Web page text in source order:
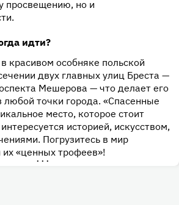
просвещению, но и
идти?
красивом особняке польской
двух главных улиц Бреста —
Мешерова — что делает его
любой точки города. «Спасенные
место, которое стоит
историей, искусством,
Погрузитесь в мир
их «ценных трофеев»!
•••